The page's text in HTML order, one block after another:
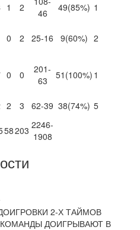
1 2
46
49(85%) 1
0 2 25-16 9(60%) 2
0 0
201-
63
51 (100%) 1
2 3 62-39 38(74%) 5
58203 2246-
1908
2-Х ТАЙМОВ
КОМАНДЫ ДОИГРЫВАЮТ В